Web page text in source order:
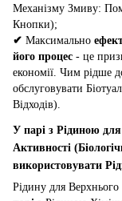
Механізму Змиву:
Кнопки);
✔ Максимально
його процес - це
економії. Чим рідше
обслуговувати
Відходів).
У парі з Рідиною
Активності
використовувати
Рідину для Верхнього